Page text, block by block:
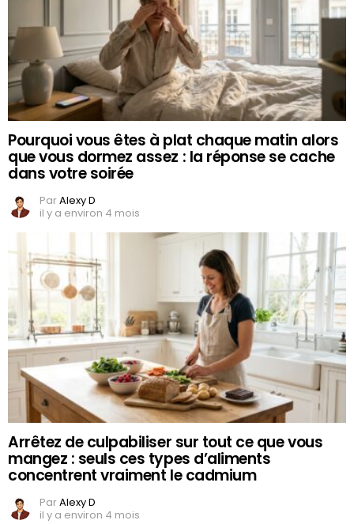
Pourquoi vous êtes à plat chaque matin alors
que vous dormez assez : la réponse se cache
dans votre soirée
ParAlexy D
il y a environ 4 mois
Arrêtez de culpabiliser sur tout ce que vous
mangez : seuls ces types d’aliments
concentrent vraiment le cadmium
ParAlexy D
il y a environ 4 mois